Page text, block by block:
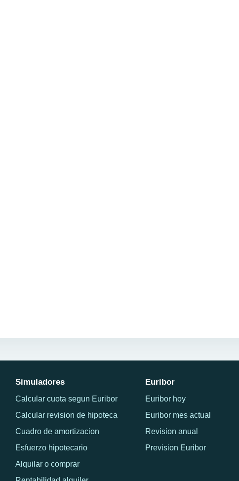
Simuladores
Calcular cuota segun Euribor
Calcular revision de hipoteca
Cuadro de amortizacion
Esfuerzo hipotecario
Alquilar o comprar
Euribor
Euribor hoy
Euribor mes actual
Revision anual
Prevision Euribor